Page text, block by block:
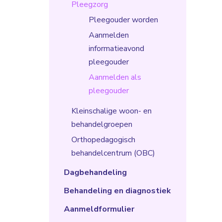
Pleegzorg
Pleegouder worden
Aanmelden
informatieavond
pleegouder
Aanmelden als
pleegouder
Kleinschalige woon- en
behandelgroepen
Orthopedagogisch
behandelcentrum (OBC)
Dagbehandeling
Behandeling en diagnostiek
Aanmeldformulier